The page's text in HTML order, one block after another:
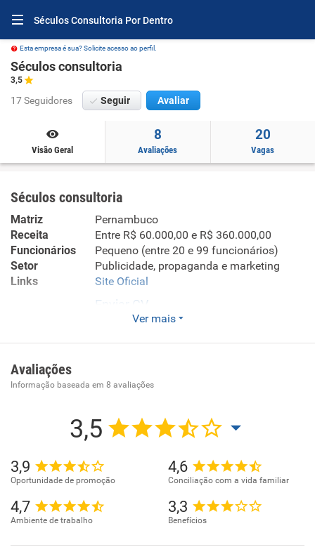
Séculos Consultoria Por Dentro
Esta empresa é sua? Solicite acesso ao perfil.
Séculos consultoria
3,5
17 Seguidores Seguir Avaliar
Visão Geral
8
Avaliações
20
Vagas
Séculos consultoria
Matriz
Pernambuco
Receita
Entre R$ 60.000,00 e R$ 360.000,00
Funcionários
Pequeno (entre 20 e 99 funcionários)
Setor
Publicidade, propaganda e marketing
Links
Site Oficial
Enviar CV
COMISSIONADOS E SALÁRIOS, EMPRESA A TUA A MAIS
DE 3 ANOS NO MERCADO DE TRABALHO,
Missão:
Ver mais
Avaliações
Informação baseada em 8 avaliações
3,5
3,9
Oportunidade de promoção
4,6
Conciliação com a vida familiar
4,7
Ambiente de trabalho
3,3
Benefícios